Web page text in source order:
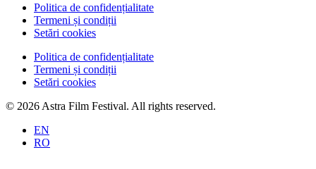
Politica de confidențialitate
Termeni și condiții
Setări cookies
Politica de confidențialitate
Termeni și condiții
Setări cookies
© 2026 Astra Film Festival. All rights reserved.
EN
RO